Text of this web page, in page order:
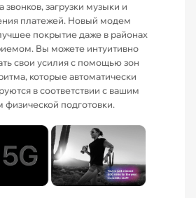
звонков, загрузки музыки и
платежей. Новый модем
покрытие даже в районах
Вы можете интуитивно
свои усилия с помощью зон
которые автоматически
в соответствии с вашим
физической подготовки.